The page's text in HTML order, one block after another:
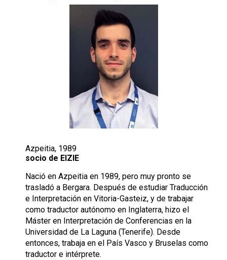
Azpeitia, 1989
socio de EIZIE
Nació en Azpeitia en 1989, pero muy pronto se
trasladó a Bergara. Después de estudiar Traducción
e Interpretación en Vitoria-Gasteiz, y de trabajar
como traductor autónomo en Inglaterra, hizo el
Máster en Interpretación de Conferencias en la
Universidad de La Laguna (Tenerife). Desde
entonces, trabaja en el País Vasco y Bruselas como
traductor e intérprete.